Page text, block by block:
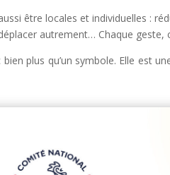
être locales et individuelles :
autrement… Chaque geste,
plus qu’un symbole. Elle est